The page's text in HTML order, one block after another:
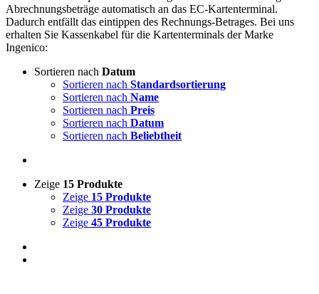
Abrechnungsbeträge automatisch an das EC-Kartenterminal.
Dadurch entfällt das eintippen des Rechnungs-Betrages. Bei uns
erhalten Sie Kassenkabel für die Kartenterminals der Marke
Ingenico:
Sortieren nach Datum
Sortieren nach Standardsortierung
Sortieren nach Name
Sortieren nach Preis
Sortieren nach Datum
Sortieren nach Beliebtheit
Zeige 15 Produkte
Zeige 15 Produkte
Zeige 30 Produkte
Zeige 45 Produkte